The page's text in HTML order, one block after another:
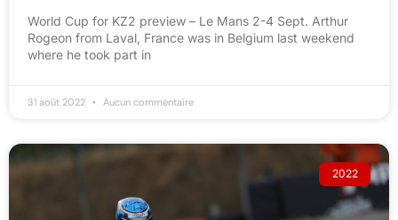
World Cup for KZ2 preview – Le Mans 2-4 Sept. Arthur
Rogeon from Laval, France was in Belgium last weekend
where he took part in
31 août 2022 Aucun commentaire
2022